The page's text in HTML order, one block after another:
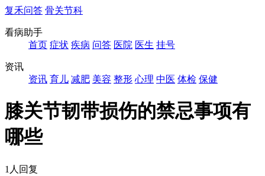
复禾问答 骨关节科
看病助手
首页 症状 疾病 问答 医院 医生 挂号
资讯
资讯 育儿 减肥 美容 整形 心理 中医 体检 保健
膝关节韧带损伤的禁忌事项有
哪些
1人回复